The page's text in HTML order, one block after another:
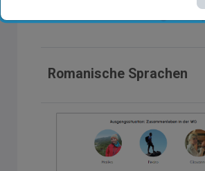
Romanische Sprachen